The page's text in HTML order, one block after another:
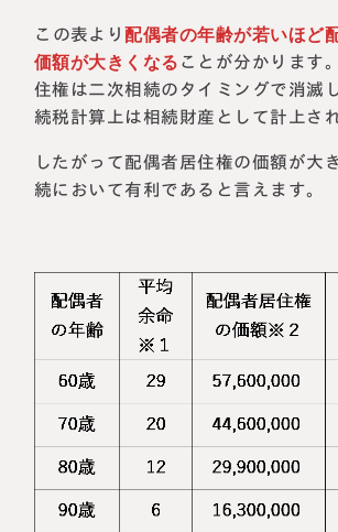
この表より配偶者の年齢が若いほど
価額が大きくなる ことが分かります
住権は二次相続のタイミングで消滅
続税計算上は相続財産として計上さ
したがって配偶者居住権の価額が大
続において有利であると言えます。